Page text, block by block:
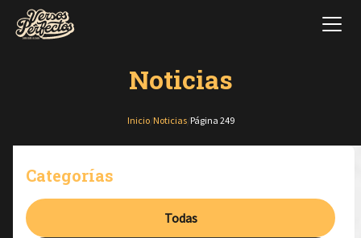
Noticias
Inicio/ Noticias/ Página 249
Categorías
Todas